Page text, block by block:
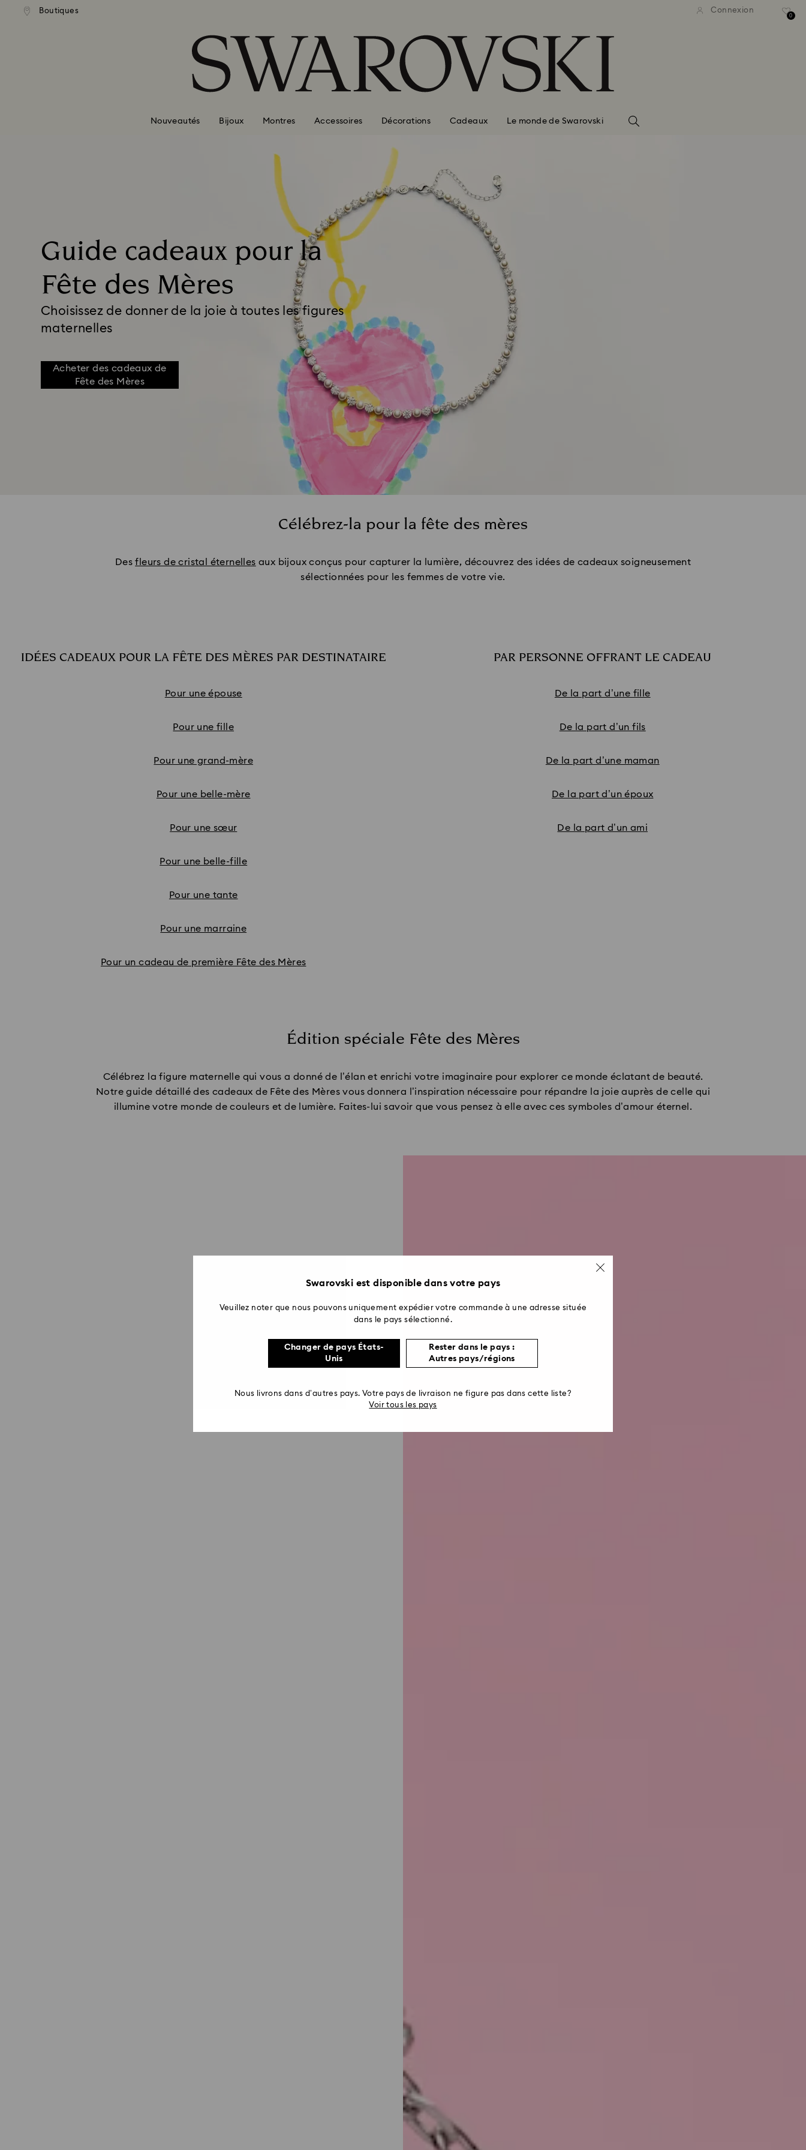
Accesskeys list
Boutiques Connexion
0
Nouveautés Bijoux Montres Accessoires Décorations Cadeaux Le monde de Swarovski
Guide cadeaux pour la
Fête des Mères
Choisissez de donner de la joie à toutes les figures
maternelles
Acheter des cadeaux de
Fête des Mères
Célébrez-la pour la fête des mères
Desfleurs de cristal éternelles aux bijoux conçus pour capturer la lumière, découvrez des idées de cadeaux soigneusement
sélectionnées pour les femmes de votre vie.
IDÉES CADEAUX POUR LA FÊTE DES MÈRES PAR DESTINATAIRE
Pour une épouse
Pour une fille
Pour une grand-mère
Pour une belle-mère
Pour une sœur
Pour une belle-fille
Pour une tante
Pour une marraine
Pour un cadeau de première Fête des Mères
PAR PERSONNE OFFRANT LE CADEAU
De la part d’une fille
De la part d’un fils
De la part d’une maman
De la part d’un époux
De la part d’un ami
Édition spéciale Fête des Mères
Célébrez la figure maternelle qui vous a donné de l’élan et enrichi votre imaginaire pour explorer ce monde éclatant de beauté.
Notre guide détaillé des cadeaux de Fête des Mères vous donnera l’inspiration nécessaire pour répandre la joie auprès de celle qui
illumine votre monde de couleurs et de lumière. Faites-lui savoir que vous pensez à elle avec ces symboles d’amour éternel.
Swarovski est disponible dans votre pays
Veuillez noter que nous pouvons uniquement expédier votre commande à une adresse située
dans le pays sélectionné.
Changer de pays États-
Unis
Rester dans le pays :
Autres pays/régions
Nous livrons dans d’autres pays. Votre pays de livraison ne figure pas dans cette liste?
Voir tous les pays